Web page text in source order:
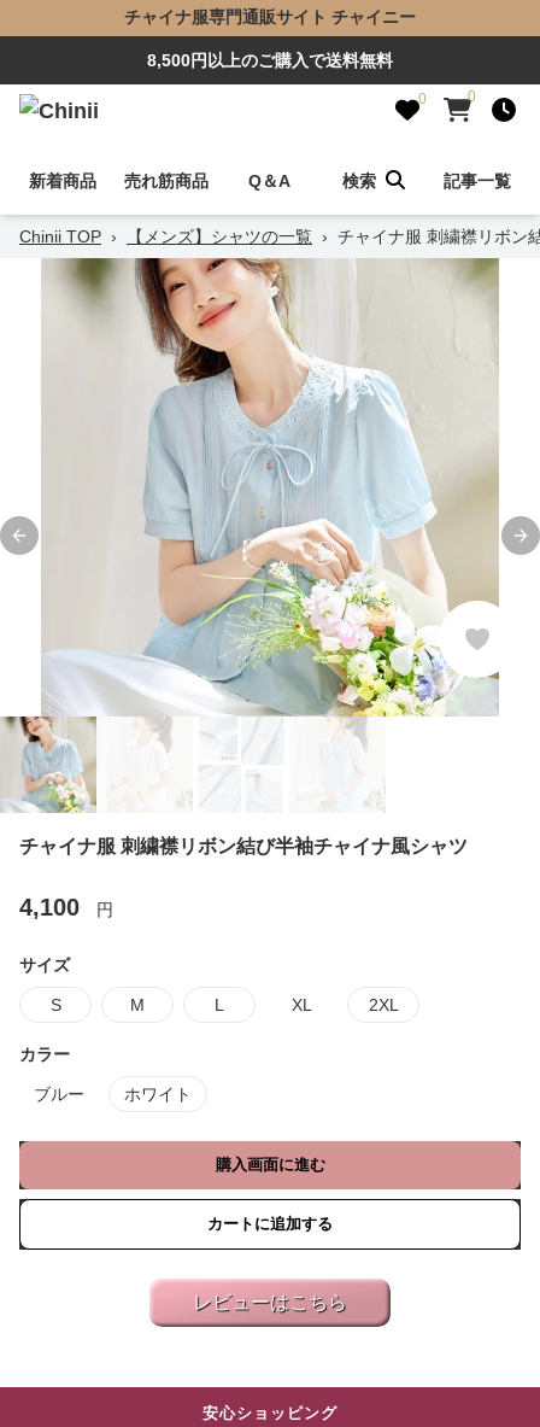
チャイナ服専門通販サイト チャイニー
8,500円以上のご購入で送料無料
0 0
新着商品 売れ筋商品 Q＆A 検索 記事一覧
Chinii TOP › 【メンズ】シャツの一覧 › チャイナ服 刺繍襟リボン
Previous slide
チャイナ服 刺繍襟リボン結び半袖チャイナ風シャツ
4,100 円
サイズ
S M L XL 2XL
カラー
ブルー ホワイト
購入画面に進む
カートに追加する
レビューはこちら
安心ショッピング